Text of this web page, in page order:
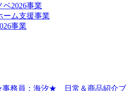
ベ2026事業
ーム支援事業
事業
務員：海汐★ 日常＆商品紹介ブ